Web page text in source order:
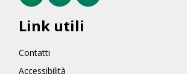
Link utili
Contatti
Accessibilità